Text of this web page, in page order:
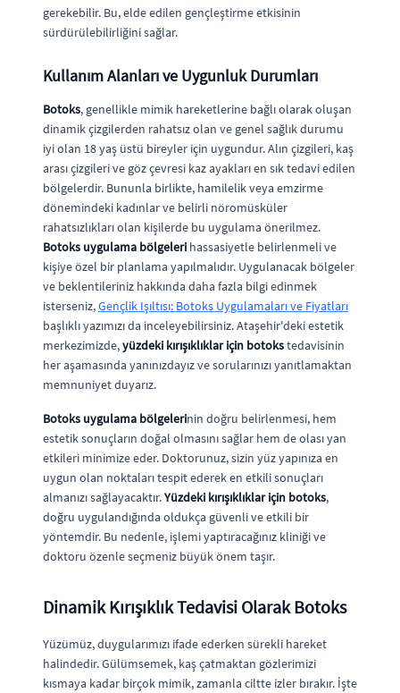
gerekebilir. Bu, elde edilen gençleştirme etkisinin
sürdürülebilirliğini sağlar.
Kullanım Alanları ve Uygunluk Durumları
Botoks, genellikle mimik hareketlerine bağlı olarak oluşan
dinamik çizgilerden rahatsız olan ve genel sağlık durumu
iyi olan 18 yaş üstü bireyler için uygundur. Alın çizgileri, kaş
arası çizgileri ve göz çevresi kaz ayakları en sık tedavi edilen
bölgelerdir. Bununla birlikte, hamilelik veya emzirme
dönemindeki kadınlar ve belirli nöromüsküler
rahatsızlıkları olan kişilerde bu uygulama önerilmez.
Botoks uygulama bölgeleri hassasiyetle belirlenmeli ve
kişiye özel bir planlama yapılmalıdır. Uygulanacak bölgeler
ve beklentileriniz hakkında daha fazla bilgi edinmek
isterseniz,Gençlik Işıltısı: Botoks Uygulamaları ve Fiyatları
başlıklı yazımızı da inceleyebilirsiniz. Ataşehir'deki estetik
merkezimizde,yüzdeki kırışıklıklar için botokstedavisinin
her aşamasında yanınızdayız ve sorularınızı yanıtlamaktan
memnuniyet duyarız.
Botoks uygulama bölgelerinin doğru belirlenmesi, hem
estetik sonuçların doğal olmasını sağlar hem de olası yan
etkileri minimize eder. Doktorunuz, sizin yüz yapınıza en
uygun olan noktaları tespit ederek en etkili sonuçları
almanızı sağlayacaktır.Yüzdeki kırışıklıklar için botoks,
doğru uygulandığında oldukça güvenli ve etkili bir
yöntemdir. Bu nedenle, işlemi yaptıracağınız kliniği ve
doktoru özenle seçmeniz büyük önem taşır.
Dinamik Kırışıklık Tedavisi Olarak Botoks
Yüzümüz, duygularımızı ifade ederken sürekli hareket
halindedir. Gülümsemek, kaş çatmaktan gözlerimizi
kısmaya kadar birçok mimik, zamanla ciltte izler bırakır. İşte